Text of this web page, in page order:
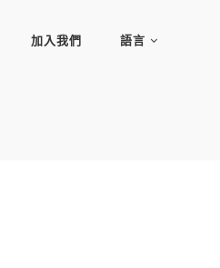
加入我們 語言